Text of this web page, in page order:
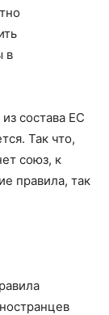
в
состава ЕС
Так что,
союз, к
правила, так